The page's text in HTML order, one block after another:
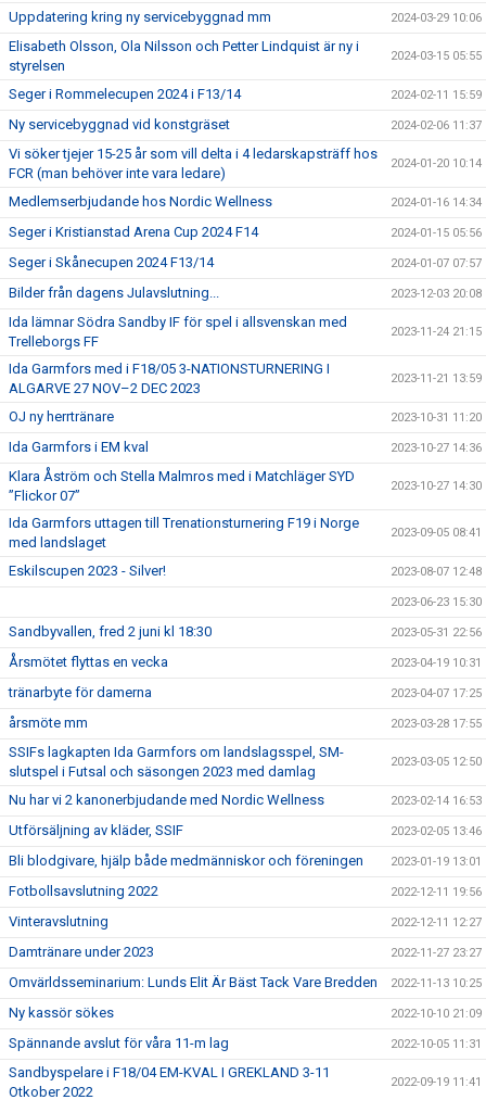
Uppdatering kring ny servicebyggnad mm 2024-03-29 10:06
Elisabeth Olsson, Ola Nilsson och Petter Lindquist är ny i
styrelsen
2024-03-15 05:55
Seger i Rommelecupen 2024 i F13/14 2024-02-11 15:59
Ny servicebyggnad vid konstgräset 2024-02-06 11:37
Vi söker tjejer 15-25 år som vill delta i 4 ledarskapsträff hos
FCR (man behöver inte vara ledare)
2024-01-20 10:14
Medlemserbjudande hos Nordic Wellness 2024-01-16 14:34
Seger i Kristianstad Arena Cup 2024 F14 2024-01-15 05:56
Seger i Skånecupen 2024 F13/14 2024-01-07 07:57
Bilder från dagens Julavslutning... 2023-12-03 20:08
Ida lämnar Södra Sandby IF för spel i allsvenskan med
Trelleborgs FF
2023-11-24 21:15
Ida Garmfors med i F18/05 3-NATIONSTURNERING I
ALGARVE 27 NOV–2 DEC 2023
2023-11-21 13:59
OJ ny herrtränare 2023-10-31 11:20
Ida Garmfors i EM kval 2023-10-27 14:36
Klara Åström och Stella Malmros med i Matchläger SYD
”Flickor 07”
2023-10-27 14:30
Ida Garmfors uttagen till Trenationsturnering F19 i Norge
med landslaget
2023-09-05 08:41
Eskilscupen 2023 - Silver! 2023-08-07 12:48
2023-06-23 15:30
Sandbyvallen, fred 2 juni kl 18:30 2023-05-31 22:56
Årsmötet flyttas en vecka 2023-04-19 10:31
tränarbyte för damerna 2023-04-07 17:25
årsmöte mm 2023-03-28 17:55
SSIFs lagkapten Ida Garmfors om landslagsspel, SM-
slutspel i Futsal och säsongen 2023 med damlag
2023-03-05 12:50
Nu har vi 2 kanonerbjudande med Nordic Wellness 2023-02-14 16:53
Utförsäljning av kläder, SSIF 2023-02-05 13:46
Bli blodgivare, hjälp både medmänniskor och föreningen 2023-01-19 13:01
Fotbollsavslutning 2022 2022-12-11 19:56
Vinteravslutning 2022-12-11 12:27
Damtränare under 2023 2022-11-27 23:27
Omvärldsseminarium: Lunds Elit Är Bäst Tack Vare Bredden 2022-11-13 10:25
Ny kassör sökes 2022-10-10 21:09
Spännande avslut för våra 11-m lag 2022-10-05 11:31
Sandbyspelare i F18/04 EM-KVAL I GREKLAND 3-11
Otkober 2022
2022-09-19 11:41